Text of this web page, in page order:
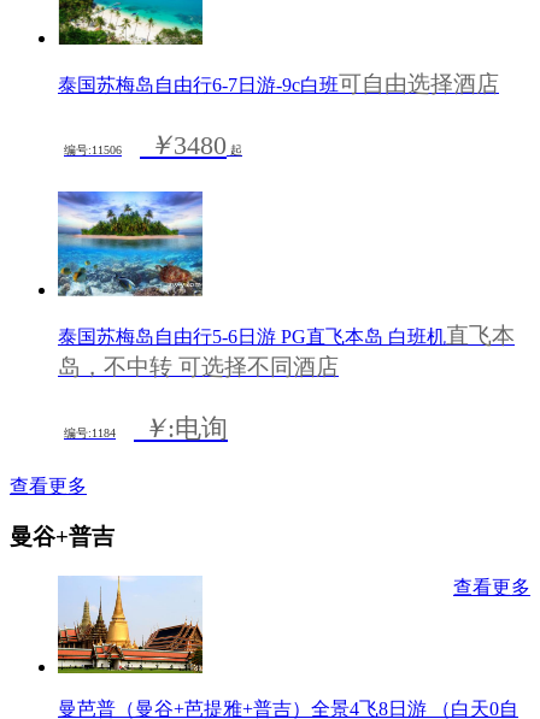
泰国苏梅岛自由行6-7日游-9c白班可自由选择酒店
编号:11506 ￥3480 起
泰国苏梅岛自由行5-6日游 PG直飞本岛 白班机直飞本
岛，不中转 可选择不同酒店
编号:1184 ￥:电询
查看更多
曼谷+普吉
查看更多
曼芭普（曼谷+芭提雅+普吉）全景4飞8日游 （白天0自